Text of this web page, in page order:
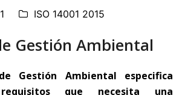
ISO 14001 2015
Gestión Ambiental
Gestión Ambiental especifica
que necesita una